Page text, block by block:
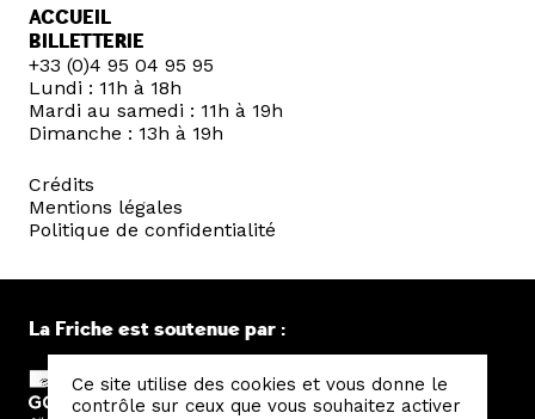
ACCUEIL
BILLETTERIE
+33 (0)4 95 04 95 95
Lundi : 11h à 18h
Mardi au samedi : 11h à 19h
Dimanche : 13h à 19h
Crédits
Mentions légales
Politique de confidentialité
La Friche est soutenue par :
Ce site utilise des cookies et vous donne le
contrôle sur ceux que vous souhaitez activer